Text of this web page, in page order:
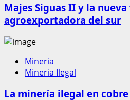
Majes Siguas II y la
agroexportadora del sur
Mineria
Mineria Ilegal
La minería ilegal en